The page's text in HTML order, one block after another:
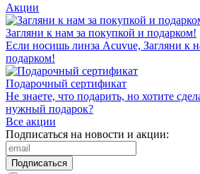
Акции
Загляни к нам за покупкой и подарком!
Если носишь линза Acuvue, Загляни к
подарком!
Подарочный сертификат
Не знаете, что подарить, но хотите
нужный подарок?
Все акции
Подписаться на новости и акции:
Подписаться